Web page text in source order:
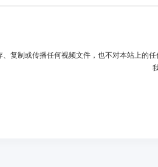
复制或传播任何视频文件，也不对本站上的